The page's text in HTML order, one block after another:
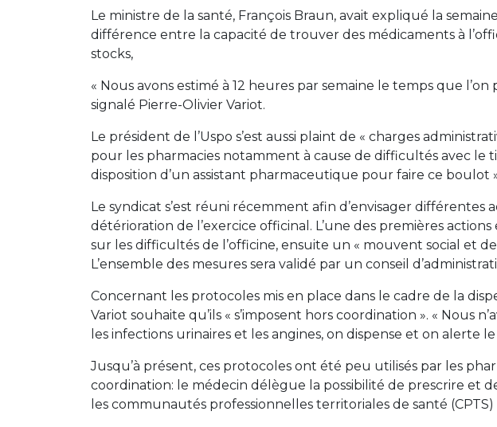
Le ministre de la santé, François Braun, avait expliqué la
différence entre la capacité de trouver des médicaments à
stocks,
« Nous avons estimé à 12 heures par semaine le temps que
signalé Pierre-Olivier Variot.
Le président de l’Uspo s’est aussi plaint de « charges
pour les pharmacies notamment à cause de difficultés avec le
disposition d’un assistant pharmaceutique pour faire ce boulot
Le syndicat s’est réuni récemment afin d’envisager
détérioration de l’exercice officinal. L’une des premières
sur les difficultés de l’officine, ensuite un « mouvent social et
L’ensemble des mesures sera validé par un conseil
Concernant les protocoles mis en place dans le cadre de la
Variot souhaite qu’ils « s’imposent hors coordination ». « Nous
les infections urinaires et les angines, on dispense et on alerte
Jusqu’à présent, ces protocoles ont été peu utilisés par les
coordination: le médecin délègue la possibilité de prescrire et
les communautés professionnelles territoriales de santé